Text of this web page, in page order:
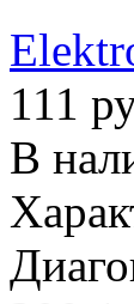
111
В